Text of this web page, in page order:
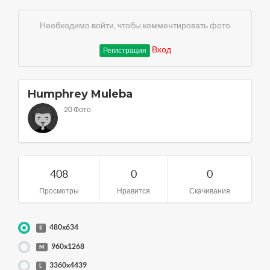
Необходимо войти, чтобы комментировать фото
Регистрация Вход
Humphrey Muleba
20 Фото
408
Просмотры
0
Нравится
0
Скачивания
S 480x634
M 960x1268
3360x4439